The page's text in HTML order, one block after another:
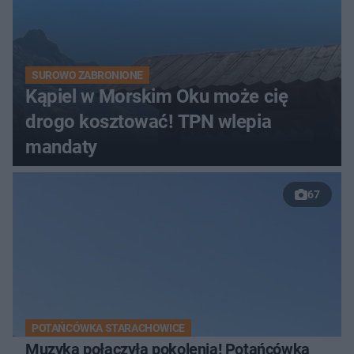
SUROWO ZABRONIONE
Kąpiel w Morskim Oku może cię
drogo kosztować! TPN wlepia
mandaty
67
POTAŃCÓWKA STARACHOWICE
Muzyka połączyła pokolenia! Potańcówka